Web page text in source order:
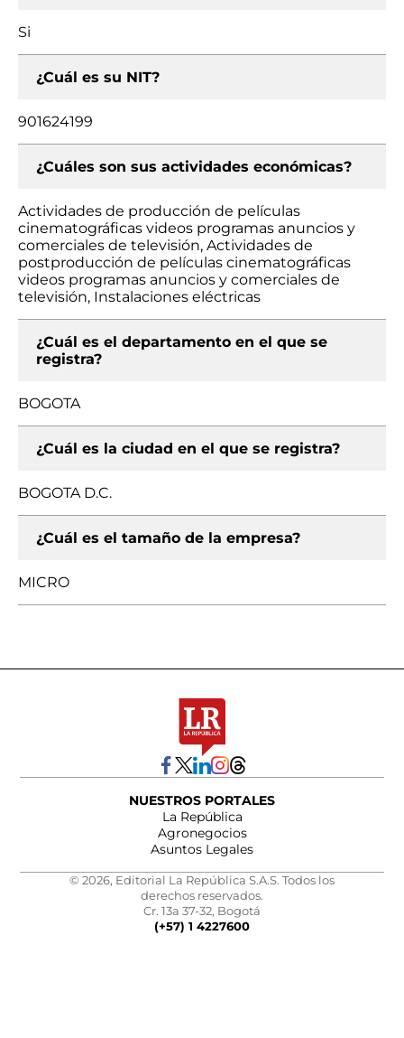
Si
¿Cuál es su NIT?
901624199
¿Cuáles son sus actividades económicas?
Actividades de producción de películas
cinematográficas videos programas anuncios y
comerciales de televisión, Actividades de
postproducción de películas cinematográficas
videos programas anuncios y comerciales de
televisión, Instalaciones eléctricas
¿Cuál es el departamento en el que se
registra?
BOGOTA
¿Cuál es la ciudad en el que se registra?
BOGOTA D.C.
¿Cuál es el tamaño de la empresa?
MICRO
NUESTROS PORTALES
La República
Agronegocios
Asuntos Legales
© 2026, Editorial La República S.A.S. Todos los
derechos reservados.
Cr. 13a 37-32, Bogotá
(+57) 1 4227600